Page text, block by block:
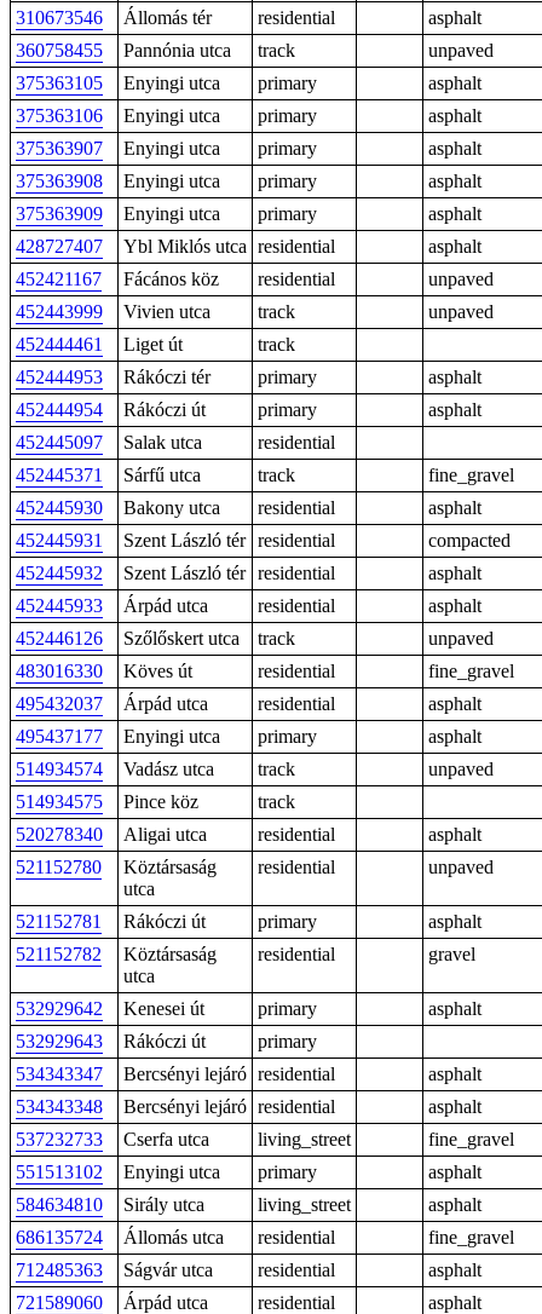
310673546 Állomás tér residential
asphalt
360758455
Pannónia utca track
unpaved
375363105
Enyingi utca primary
asphalt
375363106
Enyingi utca primary
asphalt
375363907
Enyingi utca primary
asphalt
375363908
Enyingi utca primary
asphalt
375363909
Enyingi utca primary
asphalt
428727407
Ybl Miklós utca residential
asphalt
452421167
Fácános köz residential
unpaved
452443999
Vivien utca track
unpaved
452444461
Liget út
track
452444953
Rákóczi tér primary
asphalt
452444954
Rákóczi út primary
asphalt
452445097
Salak utca
residential
452445371
Sárfű utca track
fine_gravel
452445930
Bakony utca residential
asphalt
452445931
Szent László tér residential
compacted
452445932
Szent László tér residential
asphalt
452445933
Árpád utca residential
asphalt
452446126
Szőlőskert utca track
unpaved
483016330
Köves út residential
fine_gravel
495432037
Árpád utca residential
asphalt
495437177
Enyingi utca primary
asphalt
514934574
Vadász utca track
unpaved
514934575
Pince köz
track
520278340
Aligai utca residential
asphalt
521152780
Köztársaság
utca
residential unpaved
521152781 Rákóczi út primary
asphalt
521152782
Köztársaság
utca
residential gravel
532929642 Kenesei út primary
asphalt
532929643
Rákóczi út
primary
534343347
Bercsényi lejáró residential
asphalt
534343348
Bercsényi lejáró residential
asphalt
537232733
Cserfa utca living_street
fine_gravel
551513102
Enyingi utca primary
asphalt
584634810
Sirály utca living_street
asphalt
686135724
Állomás utca residential
fine_gravel
712485363
Ságvár utca residential
asphalt
721589060
Árpád utca residential
asphalt